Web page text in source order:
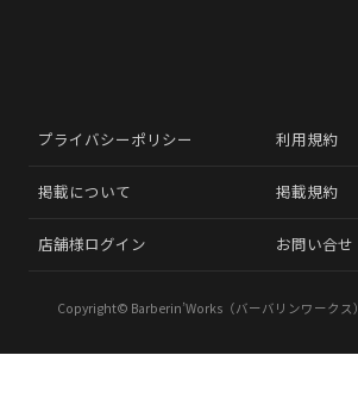
プライバシーポリシー 利用規約
掲載について 掲載規約
店舗様ログイン お問い合せ
Copyright© Barberin’Works（バーバリンワークス）